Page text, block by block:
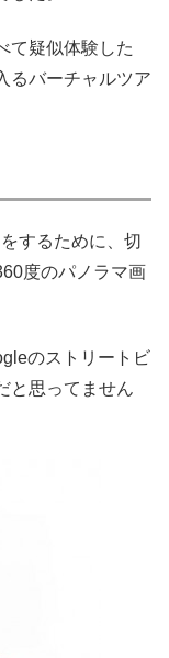
て疑似体験した
るバーチャルツア
するために、切
度のパノラマ画
のストリートビ
と思ってません